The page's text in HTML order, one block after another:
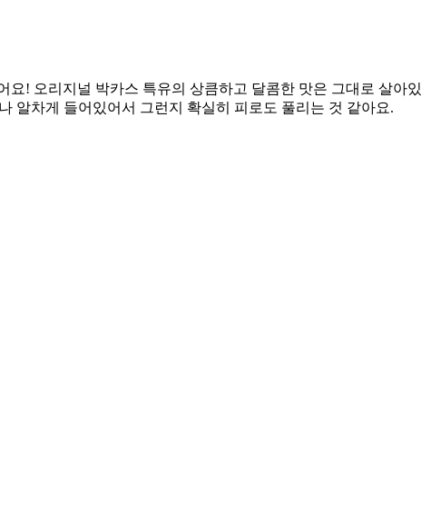
! 오리지널 박카스 특유의 상큼하고 달콤한 맛은 그대로 살아
알차게 들어있어서 그런지 확실히 피로도 풀리는 것 같아요.